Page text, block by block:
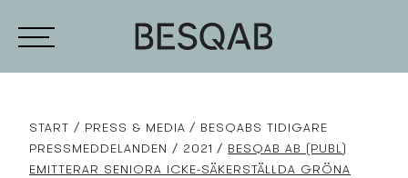
START PRESS­ & MEDIA
BESQABS TIDIGARE
PRESS­MEDDELANDEN
2021
BESQAB AB (PUBL)
EMITTERAR SENIORA ICKE-SÄKERSTÄLLDA GRÖNA